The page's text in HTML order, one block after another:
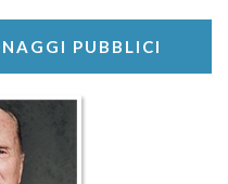
PUBBLICI